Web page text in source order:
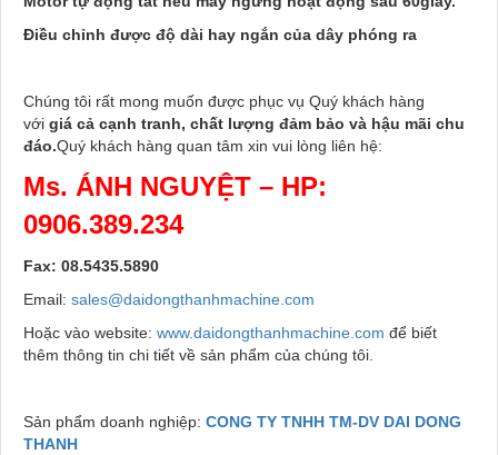
Điều chỉnh được độ dài hay ngắn của dây phóng ra
Chúng tôi rất mong muốn được phục vụ Quý khách hàng
với giá cả cạnh tranh, chất lượng đảm bảo và hậu mãi chu
đáo.Quý khách hàng quan tâm xin vui lòng liên hệ:
Ms. ÁNH NGUYỆT – HP:
0906.389.234
Fax: 08.5435.5890
Email: sales@daidongthanhmachine.com
Hoặc vào website: www.daidongthanhmachine.com để biết
thêm thông tin chi tiết về sản phẩm của chúng tôi.
Sản phẩm doanh nghiệp: CONG TY TNHH TM-DV DAI DONG
THANH